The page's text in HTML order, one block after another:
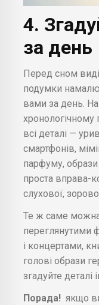
4.
за день
Перед сном
подумки
вами за день.
хронологічному
всі деталі —
смартфонів,
парфуму,
проста вправа-
слухової,
Те ж саме можна
переглянутими
і концертами,
голові образи
згадуйте деталі
Порада! якщо